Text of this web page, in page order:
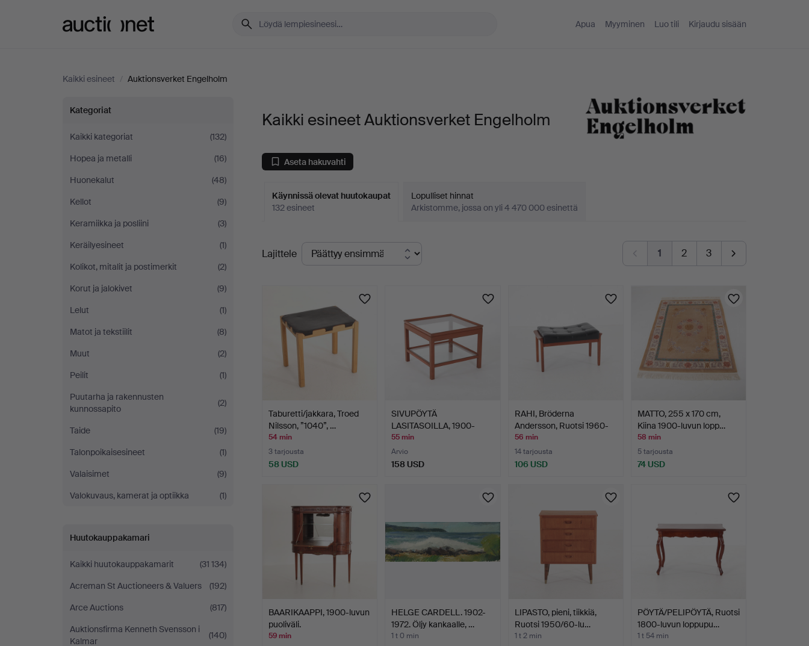
Apua Myyminen Luo tili Kirjaudu sisään
Kaikki esineet / Auktionsverket Engelholm
Kaikki
esineet
Auktionsverket
Engelholm
Kategoriat
Kaikki kategoriat
(132)
Hopea ja metalli
(16)
Huonekalut
(48)
Kellot
(9)
Keramiikka ja posliini
(3)
Keräilyesineet
(1)
Kolikot, mitalit ja postimerkit
(2)
Korut ja jalokivet
(9)
Lelut
(1)
Matot ja tekstiilit
(8)
Muut
(2)
Peilit
(1)
Puutarha ja rakennusten
kunnossapito
(2)
Taide
(19)
Talonpoikaisesineet
(1)
Valaisimet
(9)
Valokuvaus, kamerat ja optiikka
(1)
Huutokauppakamari
Kaikki huutokauppakamarit
(31 134)
Acreman St Auctioneers & Valuers
(192)
Arce Auctions
(817)
Auktionsfirma Kenneth Svensson i
Kalmar
(140)
Kaikki esineet Auktionsverket Engelholm
Aseta hakuvahti
Käynnissä olevat huutokaupat
132 esineet
Lopulliset hinnat
Arkistomme, jossa on yli 4 470 000 esinettä
Käynnissä
olevat
Lajittele 1 2 3
Taburetti/jakkara, Troed
Nilsson, ”1040”, …
54 min
3 tarjousta
58 USD
SIVUPÖYTÄ
LASITASOILLA, 1900-
luvun loppupu…
55 min
Arvio
158 USD
RAHI, Bröderna
Andersson, Ruotsi 1960-
luku.
56 min
14 tarjousta
106 USD
MATTO, 255 x 170 cm,
Kiina 1900-luvun lopp…
58 min
5 tarjousta
74 USD
BAARIKAAPPI, 1900-luvun
puoliväli.
59 min
HELGE CARDELL. 1902-
1972. Öljy kankaalle, …
1 t 0 min
LIPASTO, pieni, tiikkiä,
Ruotsi 1950/60-lu…
1 t 2 min
PÖYTÄ/PELIPÖYTÄ, Ruotsi
1800-luvun loppupu…
1 t 54 min